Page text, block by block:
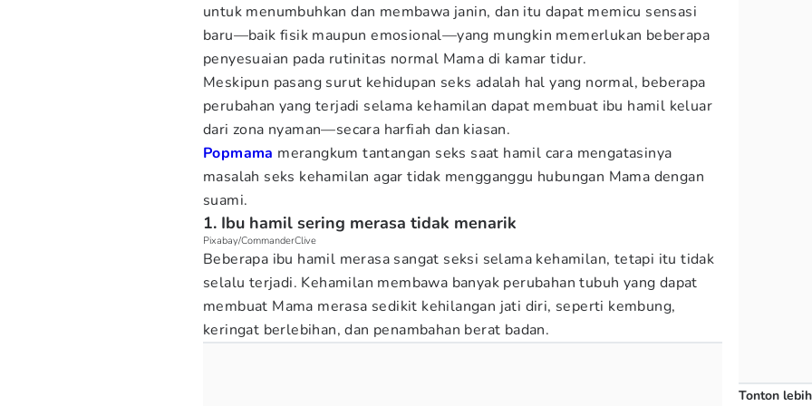
untuk menumbuhkan dan membawa janin, dan itu dapat memicu sensasi
baru—baik fisik maupun emosional—yang mungkin memerlukan beberapa
penyesuaian pada rutinitas normal Mama di kamar tidur.
Meskipun pasang surut kehidupan seks adalah hal yang normal, beberapa
perubahan yang terjadi selama kehamilan dapat membuat ibu hamil keluar
dari zona nyaman—secara harfiah dan kiasan.
Popmama merangkum tantangan seks saat hamil cara mengatasinya
masalah seks kehamilan agar tidak mengganggu hubungan Mama dengan
suami.
1. Ibu hamil sering merasa tidak menarik
Pixabay/CommanderClive
Beberapa ibu hamil merasa sangat seksi selama kehamilan, tetapi itu tidak
selalu terjadi. Kehamilan membawa banyak perubahan tubuh yang dapat
membuat Mama merasa sedikit kehilangan jati diri, seperti kembung,
keringat berlebihan, dan penambahan berat badan.
Tonton